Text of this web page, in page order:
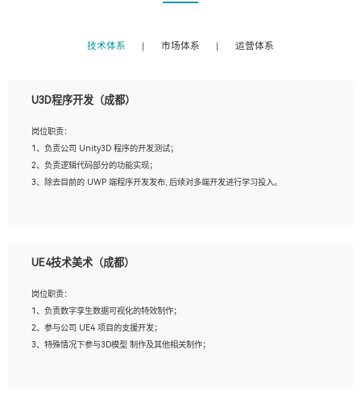
技术体系 市场体系 运营体系
U3D程序开发（成都）
岗位职责：
1、负责公司 Unity3D 程序的开发测试；
2、负责逻辑代码部分的功能实现；
3、除去目前的 UWP 端程序开发发布, 后续对多端开发进行学习投入。
2、熟练掌握 Unity3D 程序开发，精通 C# 语言开发；
4、有良好的沟通能力和团队合作意识；
5、开发过 HoloLens 程序者优先。
UE4技术美术（成都）
岗位职责：
1、负责数字孪生数据可视化的特效制作；
2、参与公司 UE4 项目的支援开发；
3、特殊情况下参与3D模型 制作及其他相关制作；